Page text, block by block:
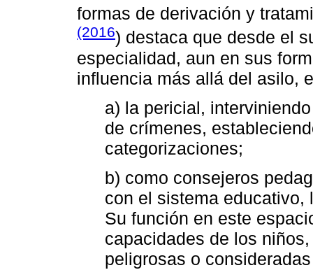
formas de derivación y
(2016) destaca que desde el
especialidad, aun en sus
influencia más allá del asilo,
a) la pericial,
de crímenes,
categorizaciones;
b) como consejeros
con el sistema educativo,
Su función en este
capacidades de los
peligrosas o